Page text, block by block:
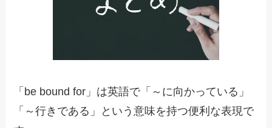
「be bound for」は英語で「～に向かっている」
「～行きである」という意味を持つ便利な表現で